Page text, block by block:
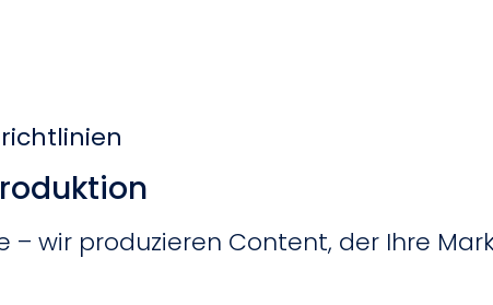
– wir produzieren Content, der Ihre